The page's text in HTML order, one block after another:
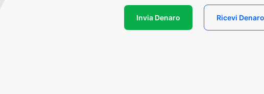
Invia Denaro Ricevi Denaro